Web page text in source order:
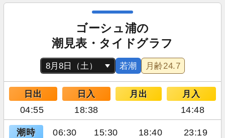
ゴーシュ浦の
潮見表・タイドグラフ
若潮 月齢24.7
日出 日入 月出 月入
04:55 18:38 14:48
潮時 06:30 15:30 18:40 23:19